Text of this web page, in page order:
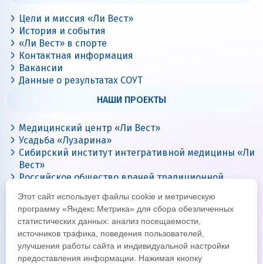
Цели и миссия «Ли Вест»
История и события
«Ли Вест» в спорте
Контактная информация
Вакансии
Данные о результатах СОУТ
НАШИ ПРОЕКТЫ
Медицинский центр «Ли Вест»
Усадьба «Лузарина»
Сибирский институт интегративной медицины «Ли
Вест»
Российское общество врачей традиционной
Цигун с Ли Вест
Этот сайт использует файлы cookie и метрическую
программу «Яндекс Метрика» для сбора обезличенных
статистических данных: анализ посещаемости,
источников трафика, поведения пользователей,
улучшения работы сайта и индивидуальной настройки
предоставления информации. Нажимая кнопку